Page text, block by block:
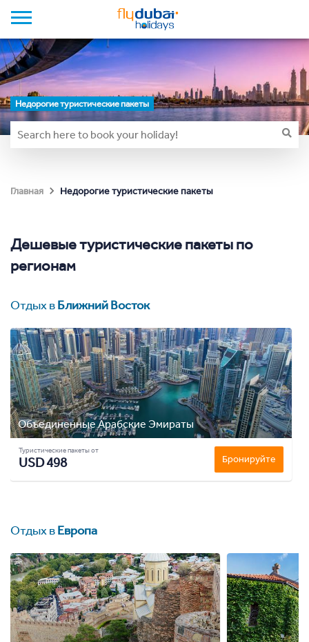
Недорогие туристические пакеты
Главная Недорогие туристические пакеты
Дешевые туристические пакеты по
регионам
Отдых вБлижний Восток
Объединенные Арабские Эмираты
Туристические пакеты от
USD 498 Бронируйте
Отдых вЕвропа